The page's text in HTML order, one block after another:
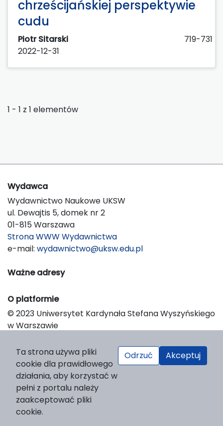
chrześcijańskiej perspektywie
cudu
Piotr Sitarski
719-731
2022-12-31
1 - 1 z 1 elementów
Wydawca
Wydawnictwo Naukowe UKSW
ul. Dewajtis 5, domek nr 2
01-815 Warszawa
Strona WWW Wydawnictwa
e-mail: wydawnictwo@uksw.edu.pl
Ważne adresy
O platformie
© 2023 Uniwersytet Kardynała Stefana Wyszyńskiego
w Warszawie
Platform & Workflow by OJS/PKP
Ta strona używa pliki
cookie dla prawidłowego
działania, aby korzystać w
pełni z portalu należy
zaakceptować pliki
cookie.
Odrzuć Akceptuj